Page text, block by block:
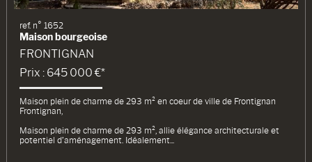
ref. n° 1652
Maison bourgeoise
FRONTIGNAN
Prix : 645 000 €*
Maison plein de charme de 293 m² en coeur de ville de Frontignan
Frontignan,
Maison plein de charme de 293 m², allie élégance architecturale et
potentiel d’aménagement. Idéalement...